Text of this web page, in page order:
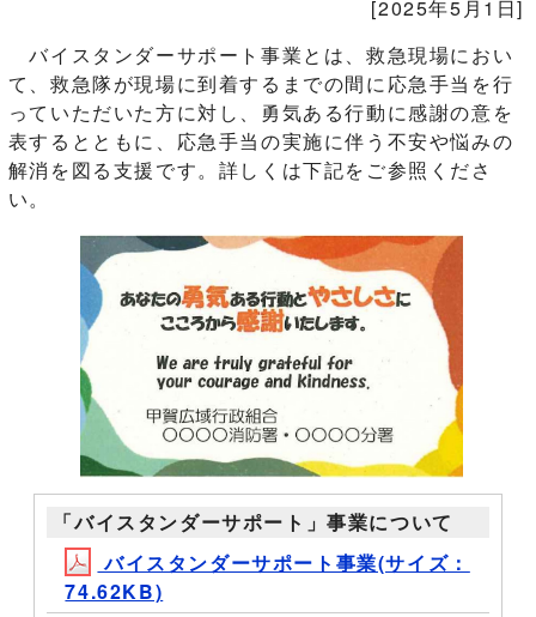
[2025年5月1日]
バイスタンダーサポート事業とは、救急現場におい
て、救急隊が現場に到着するまでの間に応急手当を行
っていただいた方に対し、勇気ある行動に感謝の意を
表するとともに、応急手当の実施に伴う不安や悩みの
解消を図る支援です。詳しくは下記をご参照くださ
い。
「バイスタンダーサポート」事業について
バイスタンダーサポート事業(サイズ：
74.62KB)